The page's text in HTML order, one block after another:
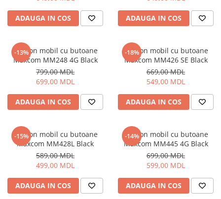
Irigatoare
Uscatoare de par
Aparate de călcat cu aburi
Fiare de călcat
ADAUGA IN COS ADAUGA IN COS
-13%
Telefon mobil cu butoane
Maxcom MM248 4G Black
799,00 MDL
699,00 MDL
ADAUGA IN COS
-18%
Telefon mobil cu butoane
Maxcom MM426 SE Black
669,00 MDL
549,00 MDL
ADAUGA IN COS
-15%
Telefon mobil cu butoane
Maxcom MM428L Black
589,00 MDL
499,00 MDL
ADAUGA IN COS
-14%
Telefon mobil cu butoane
Maxcom MM445 4G Black
699,00 MDL
599,00 MDL
ADAUGA IN COS